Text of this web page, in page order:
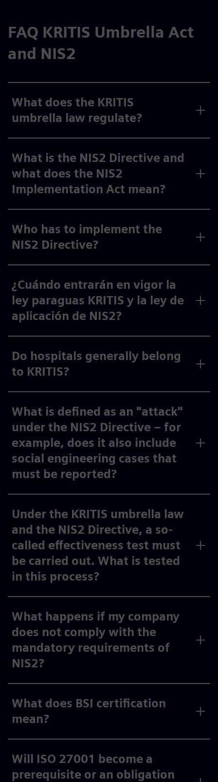
FAQ KRITIS Umbrella Act
and NIS2
What does the KRITIS
umbrella law regulate?
What is the NIS2 Directive and
what does the NIS2
Implementation Act mean?
Who has to implement the
NIS2 Directive?
¿Cuándo entrarán en vigor la
ley paraguas KRITIS y la ley de
aplicación de NIS2?
Do hospitals generally belong
to KRITIS?
What is defined as an "attack"
under the NIS2 Directive – for
example, does it also include
social engineering cases that
must be reported?
Under the KRITIS umbrella law
and the NIS2 Directive, a so-
called effectiveness test must
be carried out. What is tested
in this process?
What happens if my company
does not comply with the
mandatory requirements of
NIS2?
What does BSI certification
mean?
Will ISO 27001 become a
prerequisite or an obligation